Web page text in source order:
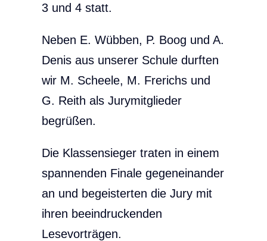
3 und 4 statt.
Neben E. Wübben, P. Boog und A.
Denis aus unserer Schule durften
wir M. Scheele, M. Frerichs und
G. Reith als Jurymitglieder
begrüßen.
Die Klassensieger traten in einem
spannenden Finale gegeneinander
an und begeisterten die Jury mit
ihren beeindruckenden
Lesevorträgen.